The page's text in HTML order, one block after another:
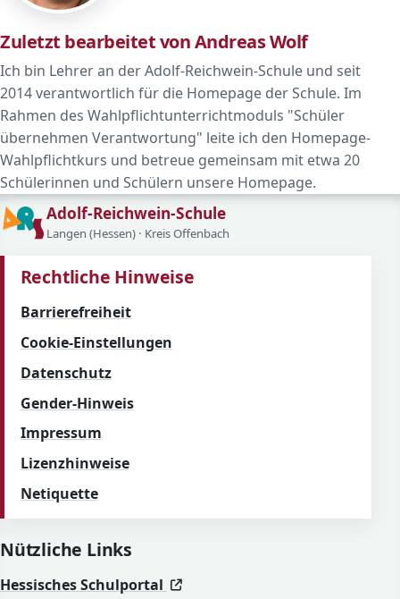
Zuletzt bearbeitet von Andreas Wolf
Ich bin Lehrer an der Adolf-Reichwein-Schule und seit
2014 verantwortlich für die Homepage der Schule. Im
Rahmen des Wahlpflichtunterrichtmoduls "Schüler
übernehmen Verantwortung" leite ich den Homepage-
Wahlpflichtkurs und betreue gemeinsam mit etwa 20
Schülerinnen und Schülern unsere Homepage.
Adolf-Reichwein-Schule
Langen (Hessen) · Kreis Offenbach
Rechtliche Hinweise
Barrierefreiheit
Cookie-Einstellungen
Datenschutz
Gender-Hinweis
Impressum
Lizenzhinweise
Netiquette
Nützliche Links
Hessisches Schulportal (öffnet in neuem Fenster)
(öffnet in neuem Fenster)